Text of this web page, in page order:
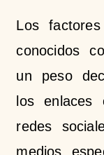
Los
conocidos
un peso
los enlaces
redes
medios